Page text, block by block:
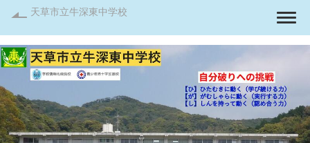
天草市立牛深東中学校